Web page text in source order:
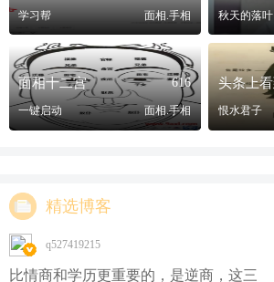
学习帮 面相.手相 秋天的落叶
面相十二宫 616
一键启动 面相.手相 恨水君子
精选博客
q527419215
比情商和学历更重要的，是逆商，这三